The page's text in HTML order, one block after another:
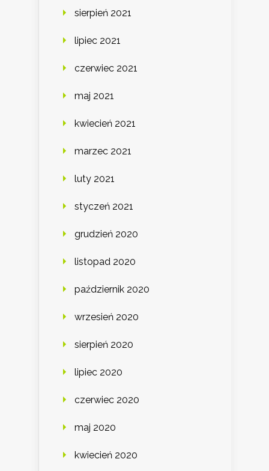
sierpień 2021
lipiec 2021
czerwiec 2021
maj 2021
kwiecień 2021
marzec 2021
luty 2021
styczeń 2021
grudzień 2020
listopad 2020
październik 2020
wrzesień 2020
sierpień 2020
lipiec 2020
czerwiec 2020
maj 2020
kwiecień 2020